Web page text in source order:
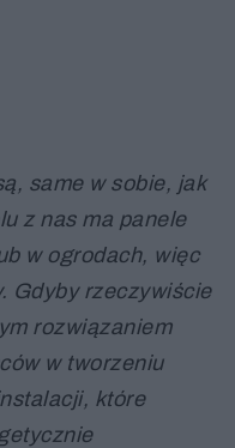
same w sobie, jak
z nas ma panele
w ogrodach, więc
Gdyby rzeczywiście
rozwiązaniem
w tworzeniu
które